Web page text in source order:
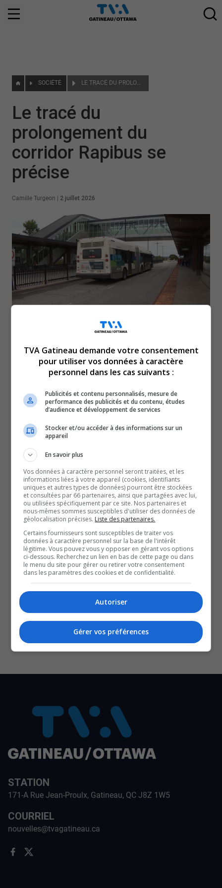
SOCIÉTÉ LE TRACÉ DU PROLONGEMENT DU CORRIDOR RAPIBUS SE PRÉCISE
Le tracé du
prolongement du
corridor Rapibus se
précise
Camille Turgeon 2 juillet 2026
le rapport final de l’étude d’opportunité du
prolongement du Rapibus vers le boulevard de
l’Aéroport.
Le scénario retenu serait le prolongement au nord de la
Ce tracé de 3,9 km comprendra une voie bidirectionnelle
réservée aux autobus, trois nouvelles stations et un parc-
o-bus.
Lors de la première consultation, 84 % des répondants
s’étaient d’ailleurs montrés favorables à ce scénario.
À lire aussi :
Tramway | Le projet évalué au double du coût
Tramway | Gatineau Ensemble demande au MTMD
d’étudier le prolongement du Rapibus vers l’ouest
Deux programmes de la STO abolis afin de réduire le
déficit
SOUTENIR NOS MÉDIAS, C’EST PROTÉGER NOTRE
STATION
171-A Rue Jean-Proulx, Gatineau, QC J8Z 1W5
COURRIEL
nouvelles@tvagatineau.ca
TVA Gatineau demande votre consentement
pour utiliser vos données à caractère
personnel dans les cas suivants :
Publicités et contenu personnalisés, mesure de
performance des publicités et du contenu, études
d’audience et développement de services
Stocker et/ou accéder à des informations sur un
appareil
En savoir plus
Vos données à caractère personnel seront traitées, et les
informations liées à votre appareil (cookies, identifiants
uniques et autres types de données) pourront être stockées
et consultées par 66 partenaires, ainsi que partagées avec lui,
ou utilisées spécifiquement par ce site. Nos partenaires et
nous-mêmes sommes susceptibles d'utiliser des données de
géolocalisation précises. Liste des partenaires.
Certains fournisseurs sont susceptibles de traiter vos
données à caractère personnel sur la base de l'intérêt
légitime. Vous pouvez vous y opposer en gérant vos options
ci-dessous. Recherchez un lien en bas de cette page ou dans
le menu du site pour gérer ou retirer votre consentement
dans les paramètres des cookies et de confidentialité.
Autoriser
Gérer vos préférences